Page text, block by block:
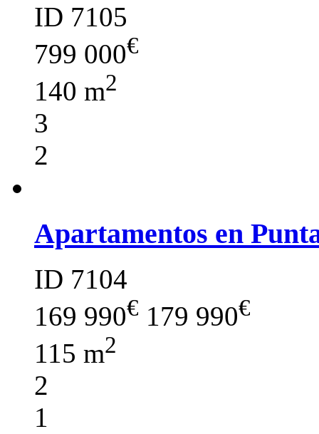
ID 7105
799 000€
140 m2
3
2
Apartamentos en
ID 7104
169 990€ 179 990€
115 m2
2
1